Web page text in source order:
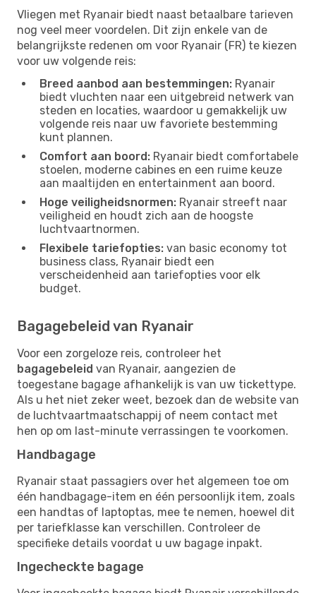
Vliegen met Ryanair biedt naast betaalbare tarieven
nog veel meer voordelen. Dit zijn enkele van de
belangrijkste redenen om voor Ryanair (FR) te kiezen
voor uw volgende reis:
Breed aanbod aan bestemmingen: Ryanair
biedt vluchten naar een uitgebreid netwerk van
steden en locaties, waardoor u gemakkelijk uw
volgende reis naar uw favoriete bestemming
kunt plannen.
Comfort aan boord: Ryanair biedt comfortabele
stoelen, moderne cabines en een ruime keuze
aan maaltijden en entertainment aan boord.
Hoge veiligheidsnormen: Ryanair streeft naar
veiligheid en houdt zich aan de hoogste
luchtvaartnormen.
Flexibele tariefopties: van basic economy tot
business class, Ryanair biedt een
verscheidenheid aan tariefopties voor elk
budget.
Bagagebeleid van Ryanair
Voor een zorgeloze reis, controleer het
bagagebeleid van Ryanair, aangezien de
toegestane bagage afhankelijk is van uw tickettype.
Als u het niet zeker weet, bezoek dan de website van
de luchtvaartmaatschappij of neem contact met
hen op om last-minute verrassingen te voorkomen.
Handbagage
Ryanair staat passagiers over het algemeen toe om
één handbagage-item en één persoonlijk item, zoals
een handtas of laptoptas, mee te nemen, hoewel dit
per tariefklasse kan verschillen. Controleer de
specifieke details voordat u uw bagage inpakt.
Ingecheckte bagage